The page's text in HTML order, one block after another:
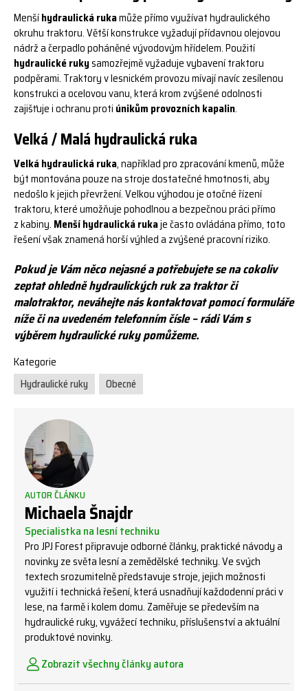
Menšíhydraulická rukamůže přímo využívat hydraulického
okruhu traktoru. Větší konstrukce vyžadují přídavnou olejovou
nádrž a čerpadlo poháněné vývodovým hřídelem. Použití
hydraulické rukysamozřejmě vyžaduje vybavení traktoru
podpěrami. Traktory v lesnickém provozu mívají navíc zesílenou
konstrukci a ocelovou vanu, která krom zvýšené odolnosti
zajišťuje i ochranu proti únikům provozních kapalin.
Velká / Malá hydraulická ruka
Velká hydraulická ruka, například pro zpracování kmenů, může
být montována pouze na stroje dostatečné hmotnosti, aby
nedošlo k jejich převržení. Velkou výhodou je otočné řízení
traktoru, které umožňuje pohodlnou a bezpečnou práci přímo
z kabiny. Menší hydraulická rukaje často ovládána přímo, toto
řešení však znamená horší výhled a zvýšené pracovní riziko.
Pokud je Vám něco nejasné a potřebujete se na cokoliv
zeptat ohledně hydraulických ruk za traktor či
malotraktor, neváhejte nás kontaktovat pomocí formuláře
níže či na uvedeném telefonním čísle – rádi Vám s
výběrem hydraulické ruky pomůžeme.
Kategorie
Hydraulické ruky
Obecné
AUTOR ČLÁNKU
Michaela Šnajdr
Specialistka na lesní techniku
Pro JPJ Forest připravuje odborné články, praktické návody a
novinky ze světa lesní a zemědělské techniky. Ve svých
textech srozumitelně představuje stroje, jejich možnosti
využití i technická řešení, která usnadňují každodenní práci v
lese, na farmě i kolem domu. Zaměřuje se především na
hydraulické ruky, vyvážecí techniku, příslušenství a aktuální
produktové novinky.
Zobrazit všechny články autora